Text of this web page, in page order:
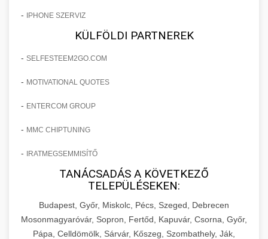
- IPHONE SZERVIZ
KÜLFÖLDI PARTNEREK
- SELFESTEEM2GO.COM
- MOTIVATIONAL QUOTES
- ENTERCOM GROUP
- MMC CHIPTUNING
- IRATMEGSEMMISÍTŐ
TANÁCSADÁS A KÖVETKEZŐ
TELEPÜLÉSEKEN:
Budapest, Győr, Miskolc, Pécs, Szeged, Debrecen
Mosonmagyaróvár, Sopron, Fertőd, Kapuvár, Csorna, Győr,
Pápa, Celldömölk, Sárvár, Kőszeg, Szombathely, Ják,